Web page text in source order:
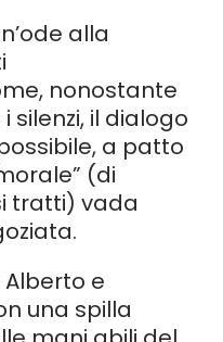
alla
nonostante
silenzi, il dialogo
a patto
(di
tratti) vada
e
una spilla